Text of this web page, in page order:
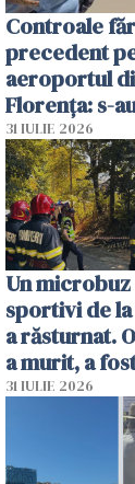
Controale
precedent
aeroportul
Florența: s-
capete de
sumă
31 IULIE 2026
Un
sportivi de
a răsturnat.
a murit, a
planul roșu de
31 IULIE 2026